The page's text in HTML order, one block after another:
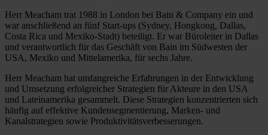
Herr Meacham trat 1988 in London bei Bain & Company ein und
war anschließend an fünf Start-ups (Sydney, Hongkong, Dallas,
Costa Rica und Mexiko-Stadt) beteiligt. Er war Büroleiter in Dallas
und verantwortlich für das Geschäft von Bain im Südwesten der
USA, Mexiko und Mittelamerika, für sechs Jahre.
Herr Meacham hat umfangreiche Erfahrungen in der Entwicklung
und Umsetzung erfolgreicher Strategien für Akteure in den USA
und Lateinamerika gesammelt. Diese Strategien konzentrierten sich
häufig auf effektive Kundensegmentierung, Marken- und
Kanalstrategien sowie Produktivitätsverbesserungen.